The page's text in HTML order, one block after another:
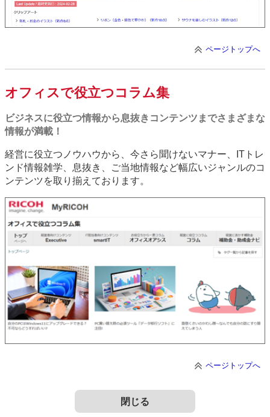
ページトップへ
オフィスで役立つコラム集
ビジネスに役立つ情報から息抜きコンテンツまでさまざまな
情報が満載！
経営に役立つノウハウから、今さら聞けないマナー、ITトレ
ンド情報雑学、息抜き、ご当地情報など幅広いジャンルのコ
ンテンツを取り揃えております。
ページトップへ
閉じる